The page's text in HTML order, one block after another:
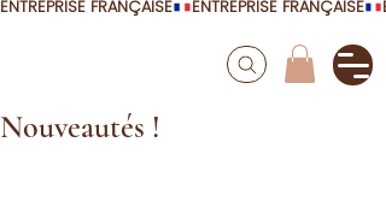
ENTREPRISE FRANÇAISE
Nouveautés !